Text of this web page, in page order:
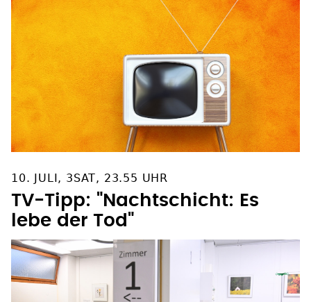
10. JULI, 3SAT, 23.55 UHR
TV-Tipp: "Nachtschicht: Es
lebe der Tod"